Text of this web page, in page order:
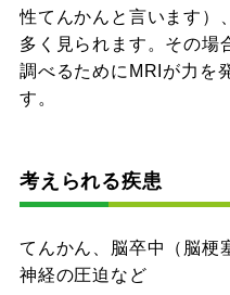
性てんかんと言います）
多く見られます。その場
調べるためにMRIが力を
す。
考えられる疾患
てんかん、脳卒中（脳梗
神経の圧迫など